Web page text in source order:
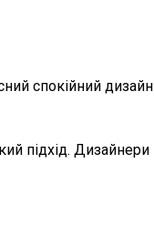
спокійний дизайн
підхід. Дизайнери